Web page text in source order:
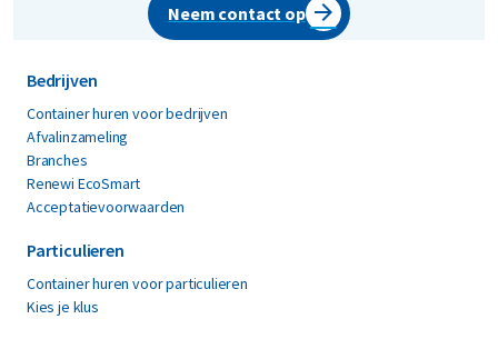
Neem contact op
Bedrijven
Container huren voor bedrijven
Afvalinzameling
Branches
Renewi EcoSmart
Acceptatievoorwaarden
Particulieren
Container huren voor particulieren
Kies je klus